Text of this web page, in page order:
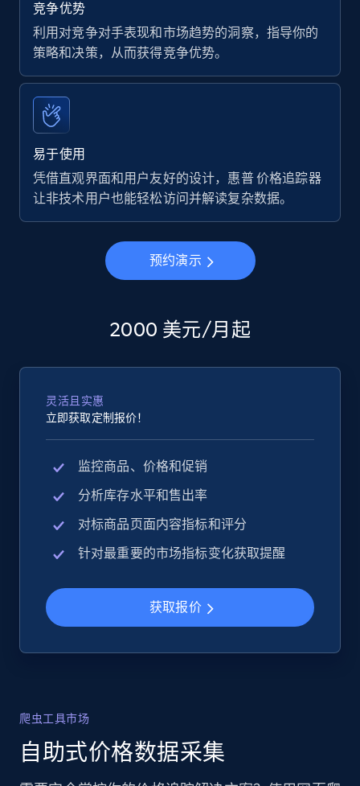
竞争优势
利用对竞争对手表现和市场趋势的洞察，指导你的
策略和决策，从而获得竞争优势。
易于使用
凭借直观界面和用户友好的设计，惠普 价格追踪器
让非技术用户也能轻松访问并解读复杂数据。
预约演示
2000 美元/月起
灵活且实惠
立即获取定制报价！
监控商品、价格和促销
分析库存水平和售出率
对标商品页面内容指标和评分
针对最重要的市场指标变化获取提醒
获取报价
爬虫工具市场
自助式价格数据采集